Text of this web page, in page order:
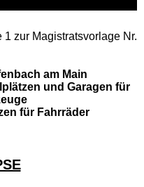
1 zur Magistratsvorlage Nr.
am Main
und Garagen für
für Fahrräder